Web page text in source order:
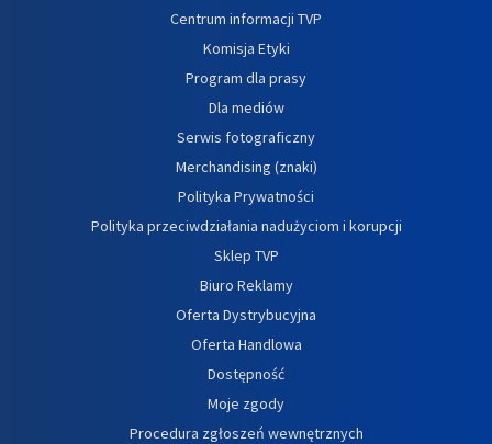
Centrum informacji TVP
Komisja Etyki
Program dla prasy
Dla mediów
Serwis fotograficzny
Merchandising (znaki)
Polityka Prywatności
Polityka przeciwdziałania nadużyciom i korupcji
Sklep TVP
Biuro Reklamy
Oferta Dystrybucyjna
Oferta Handlowa
Dostępność
Moje zgody
Procedura zgłoszeń wewnętrznych